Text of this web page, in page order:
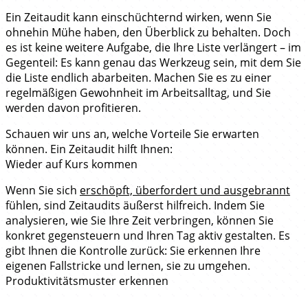
Ein Zeitaudit kann einschüchternd wirken, wenn Sie
ohnehin Mühe haben, den Überblick zu behalten. Doch
es ist keine weitere Aufgabe, die Ihre Liste verlängert – im
Gegenteil: Es kann genau das Werkzeug sein, mit dem Sie
die Liste endlich abarbeiten. Machen Sie es zu einer
regelmäßigen Gewohnheit im Arbeitsalltag, und Sie
werden davon profitieren.
Schauen wir uns an, welche Vorteile Sie erwarten
können. Ein Zeitaudit hilft Ihnen:
Wieder auf Kurs kommen
Wenn Sie sich erschöpft, überfordert und ausgebrannt
fühlen, sind Zeitaudits äußerst hilfreich. Indem Sie
analysieren, wie Sie Ihre Zeit verbringen, können Sie
konkret gegensteuern und Ihren Tag aktiv gestalten. Es
gibt Ihnen die Kontrolle zurück: Sie erkennen Ihre
eigenen Fallstricke und lernen, sie zu umgehen.
Produktivitätsmuster erkennen